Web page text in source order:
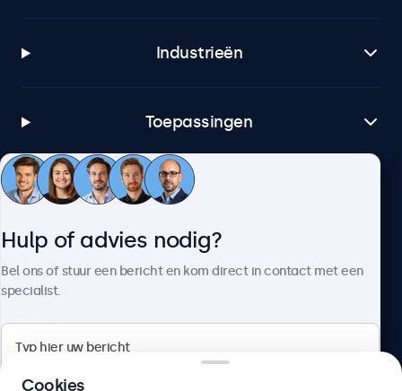
Industrieën
Toepassingen
Klantenservice
Hulp of advies nodig?
Bel ons of stuur een bericht en kom direct in contact met een
specialist.
Cookies